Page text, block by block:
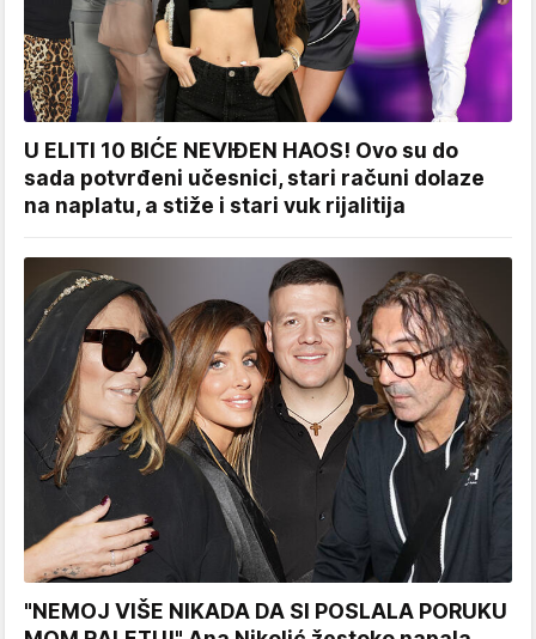
U ELITI 10 BIĆE NEVIĐEN HAOS! Ovo su do
sada potvrđeni učesnici, stari računi dolaze
na naplatu, a stiže i stari vuk rijalitija
"NEMOJ VIŠE NIKADA DA SI POSLALA PORUKU